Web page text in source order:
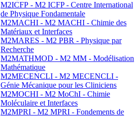
M2ICFP - M2 ICFP - Centre International
de Physique Fondamentale
M2MACHI - M2 MACHI - Chimie des
Matériaux et Interfaces
M2MARES - M2 PBR - Physique par
Recherche
M2MATHMOD - M2 MM - Modélisation
Mathématique
M2MECENCLI - M2 MECENCLI -
Génie Mécanique pour les Cliniciens
M2MOCHI - M2 MoChI - Chimie
Moléculaire et Interfaces
M2MPRI - M2 MPRI - Fondements de